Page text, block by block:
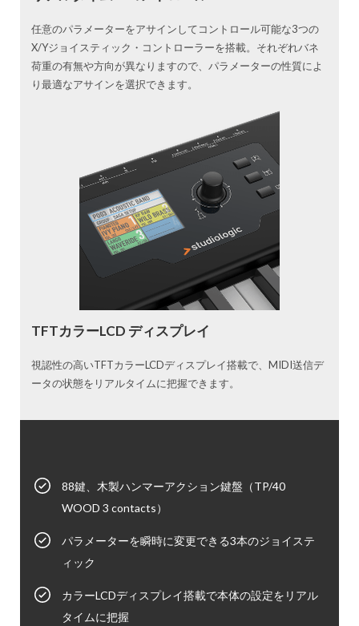
任意のパラメーターをアサインしてコントロール可能な3つの
X/Yジョイスティック・コントローラーを搭載。それぞれバネ
荷重の有無や方向が異なりますので、パラメーターの性質によ
り最適なアサインを選択できます。
TFTカラーLCD ディスプレイ
視認性の高いTFTカラーLCDディスプレイ搭載で、MIDI送信デ
ータの状態をリアルタイムに把握できます。
88鍵、木製ハンマーアクション鍵盤（TP/40
WOOD 3 contacts）
パラメーターを瞬時に変更できる3本のジョイステ
ィック
カラーLCDディスプレイ搭載で本体の設定をリアル
タイムに把握